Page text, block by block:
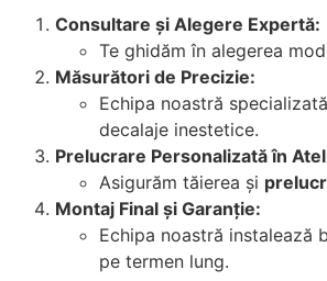
Consultare și Alegere Expertă:
Te ghidăm în alegerea
Măsurători de Precizie:
Echipa noastră
decalaje inestetice.
Prelucrare Personalizată în
Asigurăm tăierea și
Montaj Final și Garanție:
Echipa noastră instalează
pe termen lung.